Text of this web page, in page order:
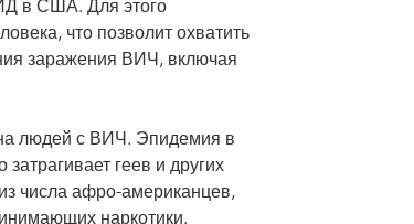
в США. Для этого
что позволит охватить
заражения ВИЧ, включая
людей с ВИЧ. Эпидемия в
геев и других
числа афро-американцев,
наркотики.